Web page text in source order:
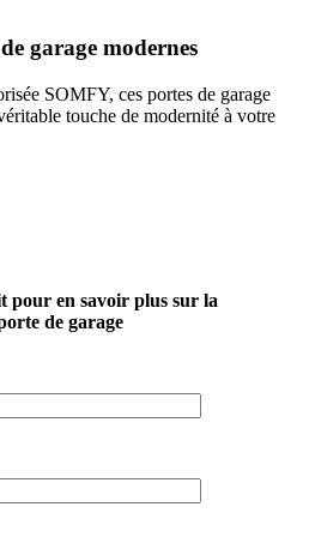
garage modernes
SOMFY, ces portes de garage
touche de modernité à votre
pour en savoir plus sur la
de garage